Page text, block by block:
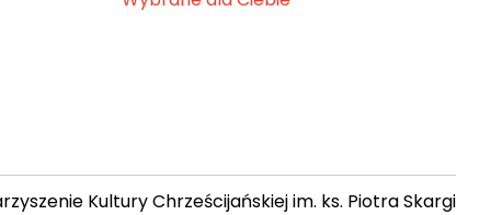
Kultury Chrześcijańskiej im. ks. Piotra Skargi